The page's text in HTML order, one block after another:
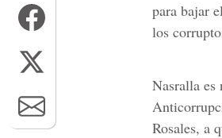
para bajar
los
Nasralla es
Rosales, a